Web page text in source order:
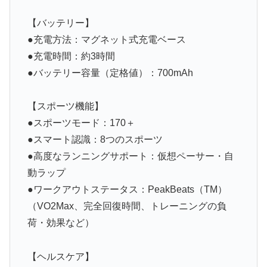
【バッテリー】
●充電方法：マグネット式充電ベース
●充電時間：約3時間
●バッテリー容量（定格値）：700mAh
【スポーツ機能】
●スポーツモード：170＋
●スマート認識：8つのスポーツ
●高度なランニングサポート：仮想ペーサー・自
動ラップ
●ワークアウトステータス：PeakBeats（TM）
（VO2Max、完全回復時間、トレーニングの負
荷・効果など）
【ヘルスケア】